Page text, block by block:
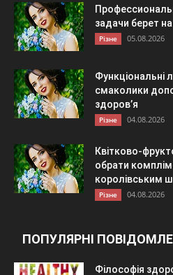
задачи берет
Різне 05.08.2026
Функціональні
смаколики
здоров’я
Різне 04.08.2026
Квітково-
обрати
королівським
Різне 04.08.2026
ПОПУЛЯРНІ
Філософія